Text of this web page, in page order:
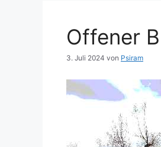
Offener
3. Juli 2024 von Psiram